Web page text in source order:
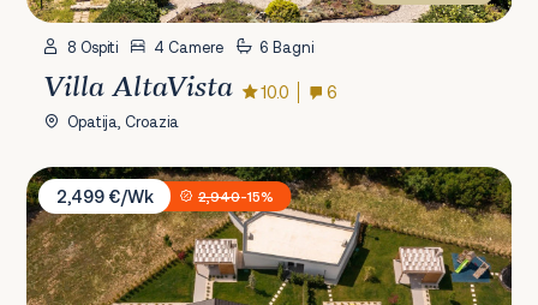
8 Ospiti 4 Camere 6 Bagni
Villa AltaVista 10.0 6
Opatija, Croazia
Villa Bandelli with Spa
2,499 €/Wk
2,940-15%